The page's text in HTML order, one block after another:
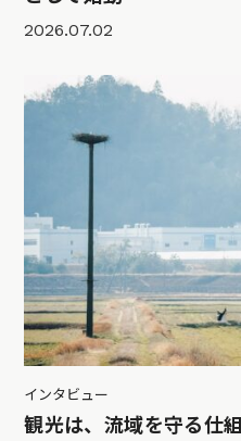
2026.07.02
インタビュー
観光は、流域を守る仕